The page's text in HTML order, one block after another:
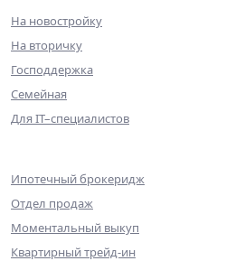
На новостройку
На вторичку
Господдержка
Семейная
Для IT–специалистов
Ипотечный брокеридж
Отдел продаж
Моментальный выкуп
Квартирный трейд-ин